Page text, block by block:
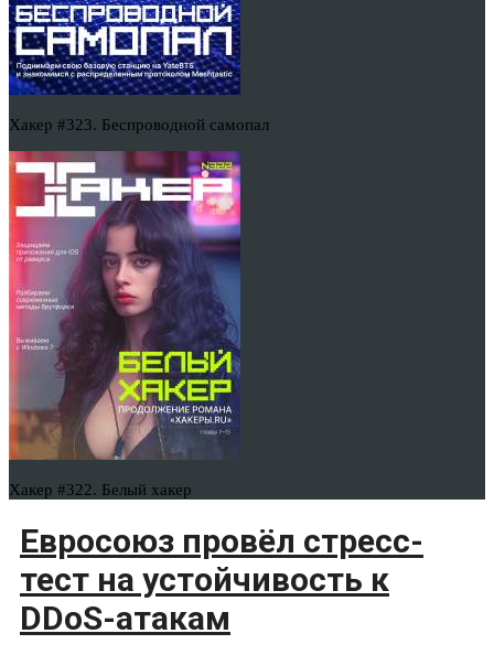
Хакер #323. Беспроводной самопал
Хакер #322. Белый хакер
Евросоюз провёл стресс-
тест на устойчивость к
DDoS-атакам